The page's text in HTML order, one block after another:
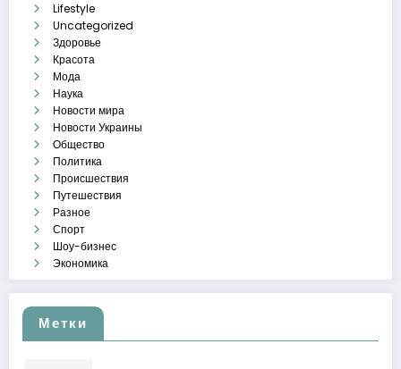
Lifestyle
Uncategorized
Здоровье
Красота
Мода
Наука
Новости мира
Новости Украины
Общество
Политика
Происшествия
Путешествия
Разное
Спорт
Шоу-бизнес
Экономика
Метки